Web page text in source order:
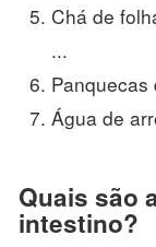
Chá de
...
Água de
Quais são
intestino?